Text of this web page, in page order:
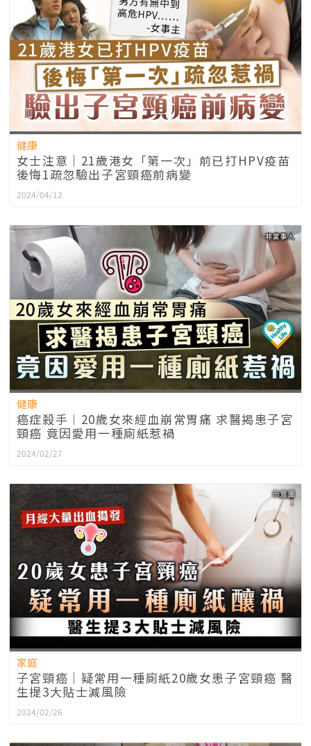
健康
女士注意｜21歲港女「第一次」前已打HPV疫苗
後悔1疏忽驗出子宮頸癌前病變
2024/04/12
健康
癌症殺手︱20歲女來經血崩常胃痛 求醫揭患子宮
頸癌 竟因愛用一種廁紙惹禍
2024/02/27
家庭
子宮頸癌｜疑常用一種廁紙20歲女患子宮頸癌 醫
生提3大貼士減風險
2024/02/26